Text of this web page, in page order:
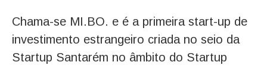
Chama-se MI.BO. e é a primeira start-up de
investimento estrangeiro criada no seio da
Startup Santarém no âmbito do Startup